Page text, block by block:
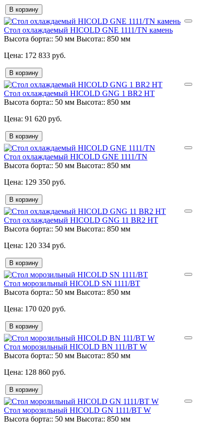
В корзину
Стол охлаждаемый HICOLD GNE 1111/TN камень
Высота борта:: 50 мм Высота:: 850 мм
172 833 руб.
В корзину
Стол охлаждаемый HICOLD GNG 1 BR2 HT
Высота борта:: 50 мм Высота:: 850 мм
91 620 руб.
В корзину
Стол охлаждаемый HICOLD GNE 1111/TN
Высота борта:: 50 мм Высота:: 850 мм
129 350 руб.
В корзину
Стол охлаждаемый HICOLD GNG 11 BR2 HT
Высота борта:: 50 мм Высота:: 850 мм
120 334 руб.
В корзину
Стол морозильный HICOLD SN 1111/BT
Высота борта:: 50 мм Высота:: 850 мм
170 020 руб.
В корзину
Стол морозильный HICOLD BN 111/BT W
Высота борта:: 50 мм Высота:: 850 мм
128 860 руб.
В корзину
Стол морозильный HICOLD GN 1111/BT W
Высота борта:: 50 мм Высота:: 850 мм